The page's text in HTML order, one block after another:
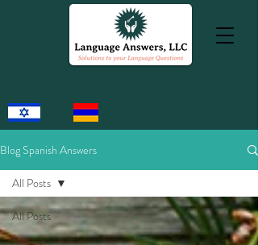
Blog Spanish Answers
All Posts
Spanish
All Posts